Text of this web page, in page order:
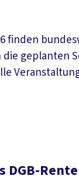
finden
geplanten
DGB-